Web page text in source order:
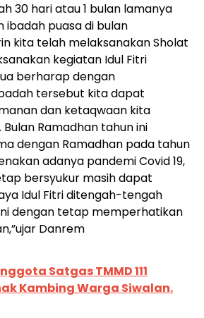
30 hari atau 1 bulan lamanya
ibadah puasa di bulan
kita telah melaksanakan Sholat
kegiatan Idul Fitri
berharap dengan
tersebut kita dapat
dan ketaqwaan kita
Bulan Ramadhan tahun ini
dengan Ramadhan pada tahun
adanya pandemi Covid 19,
bersyukur masih dapat
Idul Fitri ditengah-tengah
dengan tetap memperhatikan
Danrem
Satgas TMMD 111
Kambing Warga Siwalan.